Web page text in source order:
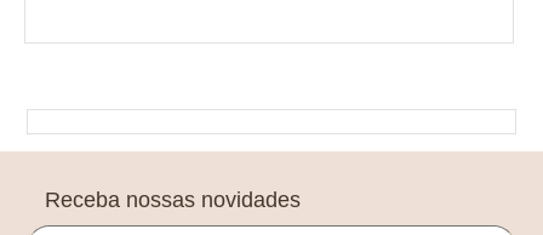
Receba nossas novidades